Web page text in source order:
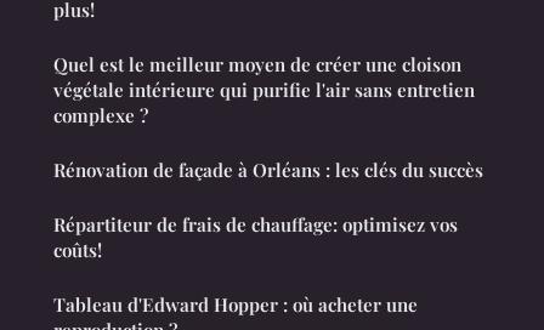
plus!
Quel est le meilleur moyen de créer une cloison
végétale intérieure qui purifie l'air sans entretien
complexe ?
Rénovation de façade à Orléans : les clés du succès
Répartiteur de frais de chauffage: optimisez vos
coûts!
Tableau d'Edward Hopper : où acheter une